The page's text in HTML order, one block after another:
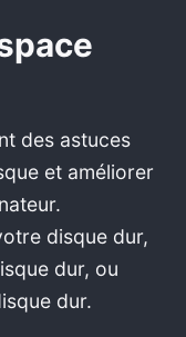
des astuces
et améliorer
disque dur,
dur, ou
dur.